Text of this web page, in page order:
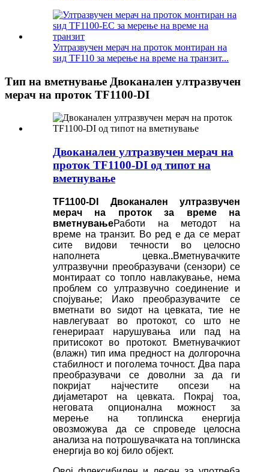
Ултразвучен мерач на проток монтиран на
ѕид TF110 за мерење на време на транзит...
Тип на вметнување Двоканален ултразвучен
мерач на проток TF1100-DI
Двоканален ултразвучен мерач на
проток TF1100-DI од типот на
вметнување
TF1100-DI Двоканален ултразвучен
мерач на проток за време на
вметнувањеРаботи на методот на
време на транзит. Во ред е да се мерат
сите видови течности во целосно
наполнета цевка..Вметнувачките
ултразвучни преобразувачи (сензори) се
монтираат со топло навлакување, нема
проблем со ултразвучно соединение и
спојување; Иако преобразувачите се
вметнати во ѕидот на цевката, тие не
навлегуваат во протокот, со што не
генерираат нарушувања или пад на
притисокот во протокот. Вметнувачкиот
(влажн) тип има предност на долгорочна
стабилност и поголема точност. Два пара
преобразувачи се доволни за да ги
покријат најчестите опсези на
дијаметарот на цевката. Покрај тоа,
неговата опционална можност за
мерење на топлинска енергија
овозможува да се спроведе целосна
анализа на потрошувачката на топлинска
енергија во кој било објект.